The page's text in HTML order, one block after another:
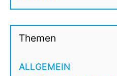
Themen
ALLGEMEIN